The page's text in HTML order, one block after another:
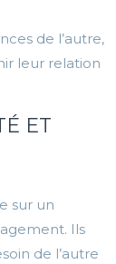
de l’autre,
leur relation
ET
sur un
Ils
de l’autre